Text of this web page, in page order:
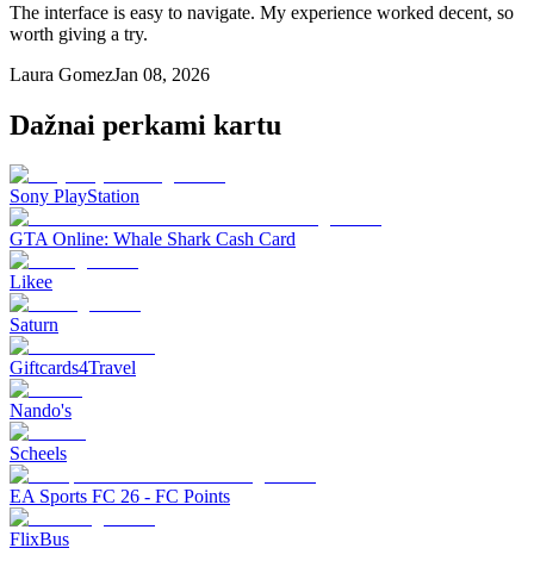
The interface is easy to navigate. My experience worked decent, so
worth giving a try.
Laura GomezJan 08, 2026
Dažnai perkami kartu
Sony PlayStation
GTA Online: Whale Shark Cash Card
Likee
Saturn
Giftcards4Travel
Nando's
Scheels
EA Sports FC 26 - FC Points
FlixBus